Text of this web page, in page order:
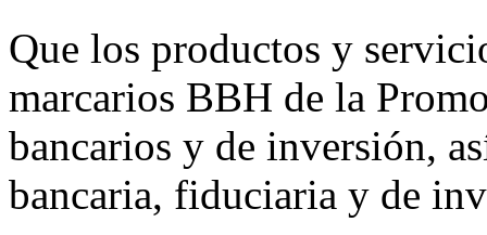
Que los productos y
marcarios BBH de la
bancarios y de inversión,
bancaria, fiduciaria y de